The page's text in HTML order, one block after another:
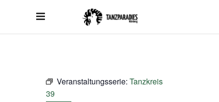
Veranstaltungsserie: Tanzkreis
39